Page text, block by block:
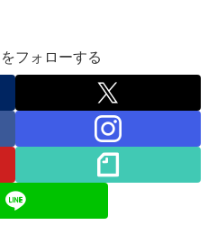
フォローする